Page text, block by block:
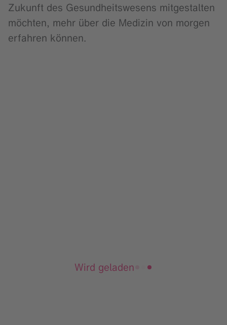
Zukunft des Gesundheitswesens mitgestalten
möchten, mehr über die Medizin von morgen
erfahren können.
Wird geladen